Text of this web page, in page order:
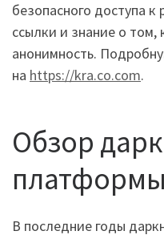
безопасного доступа
ссылки и знание о
анонимность.
на https://kra.co.com.
Обзор
В последние годы